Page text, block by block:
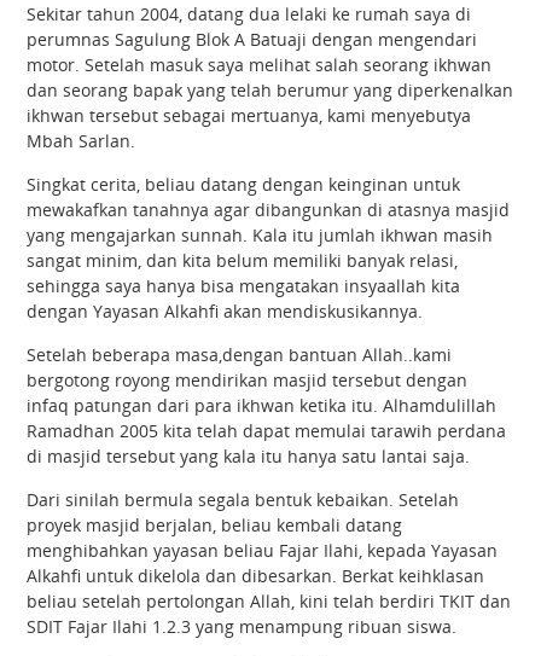
Sekitar tahun 2004, datang dua lelaki ke rumah saya di
perumnas Sagulung Blok A Batuaji dengan mengendari
motor. Setelah masuk saya melihat salah seorang ikhwan
dan seorang bapak yang telah berumur yang diperkenalkan
ikhwan tersebut sebagai mertuanya, kami menyebutya
Mbah Sarlan.
Singkat cerita, beliau datang dengan keinginan untuk
mewakafkan tanahnya agar dibangunkan di atasnya masjid
yang mengajarkan sunnah. Kala itu jumlah ikhwan masih
sangat minim, dan kita belum memiliki banyak relasi,
sehingga saya hanya bisa mengatakan insyaallah kita
dengan Yayasan Alkahfi akan mendiskusikannya.
Setelah beberapa masa,dengan bantuan Allah..kami
bergotong royong mendirikan masjid tersebut dengan
infaq patungan dari para ikhwan ketika itu. Alhamdulillah
Ramadhan 2005 kita telah dapat memulai tarawih perdana
di masjid tersebut yang kala itu hanya satu lantai saja.
Dari sinilah bermula segala bentuk kebaikan. Setelah
proyek masjid berjalan, beliau kembali datang
menghibahkan yayasan beliau Fajar Ilahi, kepada Yayasan
Alkahfi untuk dikelola dan dibesarkan. Berkat keihklasan
beliau setelah pertolongan Allah, kini telah berdiri TKIT dan
SDIT Fajar Ilahi 1.2.3 yang menampung ribuan siswa.